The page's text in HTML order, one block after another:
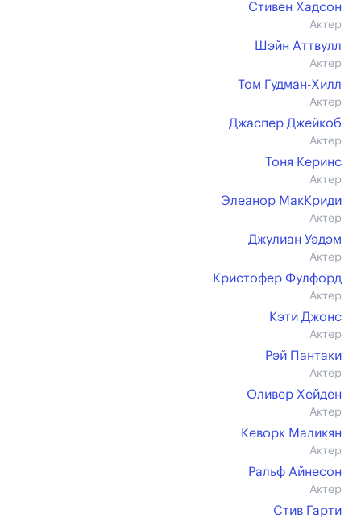
Стивен Хадсон
Актер
Шэйн Аттвулл
Актер
Том Гудман-Хилл
Актер
Джаспер Джейкоб
Актер
Тоня Керинс
Актер
Элеанор МакКриди
Актер
Джулиан Уэдэм
Актер
Кристофер Фулфорд
Актер
Кэти Джонс
Актер
Рэй Пантаки
Актер
Оливер Хейден
Актер
Кеворк Маликян
Актер
Ральф Айнесон
Актер
Стив Гарти